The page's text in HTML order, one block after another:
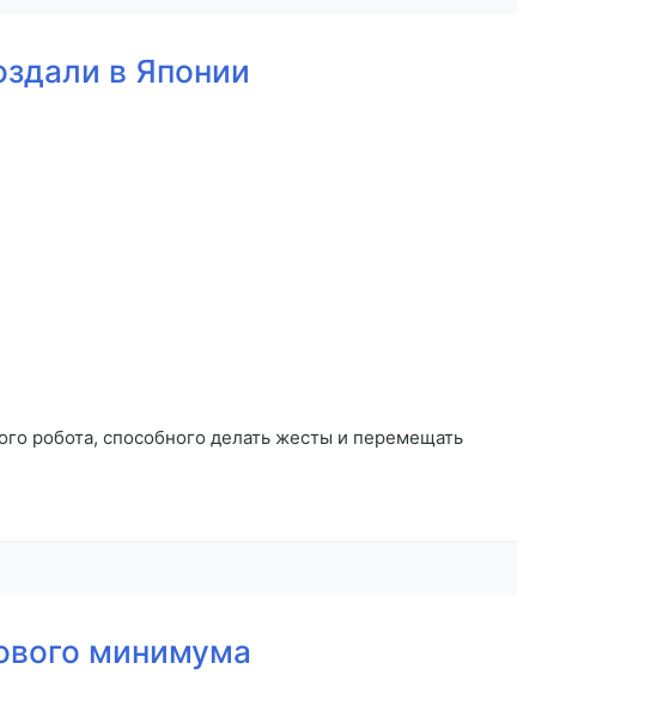
в Японии
робота, способного делать жесты и перемещать
минимума